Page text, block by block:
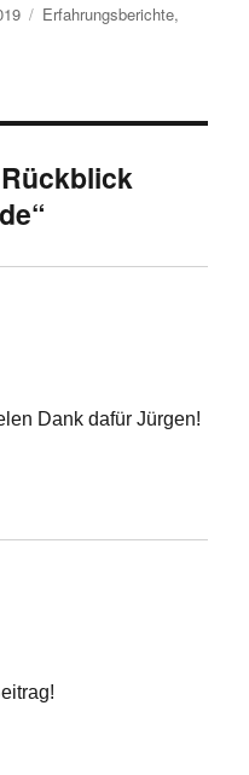
Kategorien
Erfahrungsberichte,
Dank dafür Jürgen!